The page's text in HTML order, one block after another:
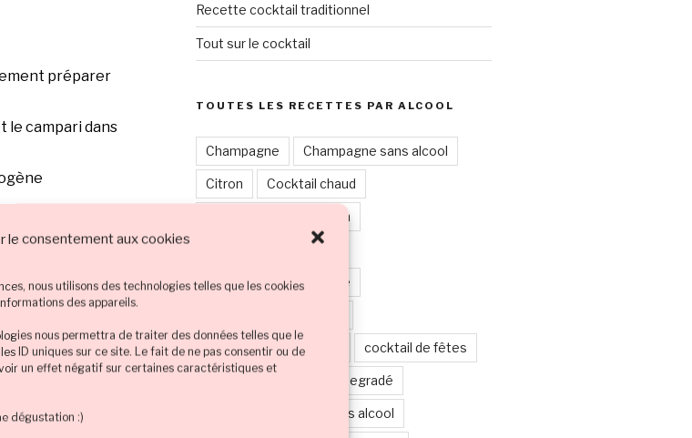
le consentement aux cookies
nous utilisons des technologies telles que les cookies
des appareils.
nous permettra de traiter des données telles que le
ID uniques sur ce site. Le fait de ne pas consentir ou de
un effet négatif sur certaines caractéristiques et
dégustation :)
préparer
le campari dans
orange,
Recette cocktail traditionnel
Tout sur le cocktail
TOUTES LES RECETTES PAR ALCOOL
Champagne Champagne sans alcool
Citron Cocktail chaud
Cocktail couleur marron
Cocktail couleur noire
Cocktail couleur orange
Cocktail couleur verte cocktail de fêtes
Cocktail en étages ou degradé
Cocktail et boisson sans alcool